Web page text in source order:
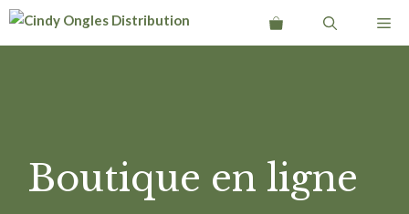
Aller
Boutique en ligne